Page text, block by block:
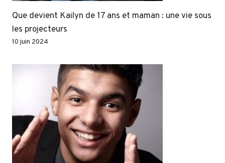
Que devient Kailyn de 17 ans et maman : une vie sous
les projecteurs
10 juin 2024